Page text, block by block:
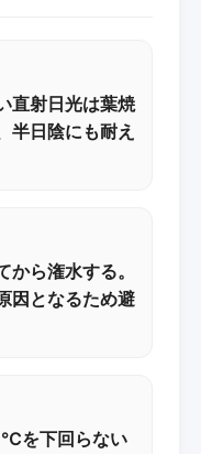
直射日光は葉焼
半日陰にも耐え
ら潅水する。
因となるため避
を下回らない